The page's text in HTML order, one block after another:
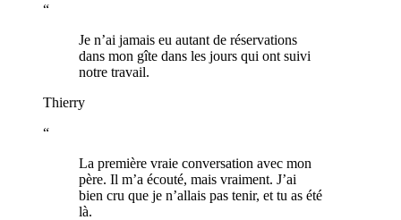
“
Je n’ai jamais eu autant de réservations
dans mon gîte dans les jours qui ont suivi
notre travail.
Thierry
“
La première vraie conversation avec mon
père. Il m’a écouté, mais vraiment. J’ai
bien cru que je n’allais pas tenir, et tu as été
là.